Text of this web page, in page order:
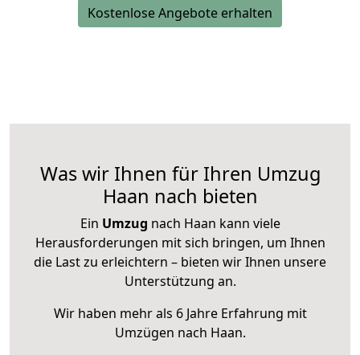
Kostenlose Angebote erhalten
Was wir Ihnen für Ihren Umzug
Haan nach bieten
Ein Umzug nach Haan kann viele
Herausforderungen mit sich bringen, um Ihnen
die Last zu erleichtern – bieten wir Ihnen unsere
Unterstützung an.
Wir haben mehr als 6 Jahre Erfahrung mit
Umzügen nach Haan.